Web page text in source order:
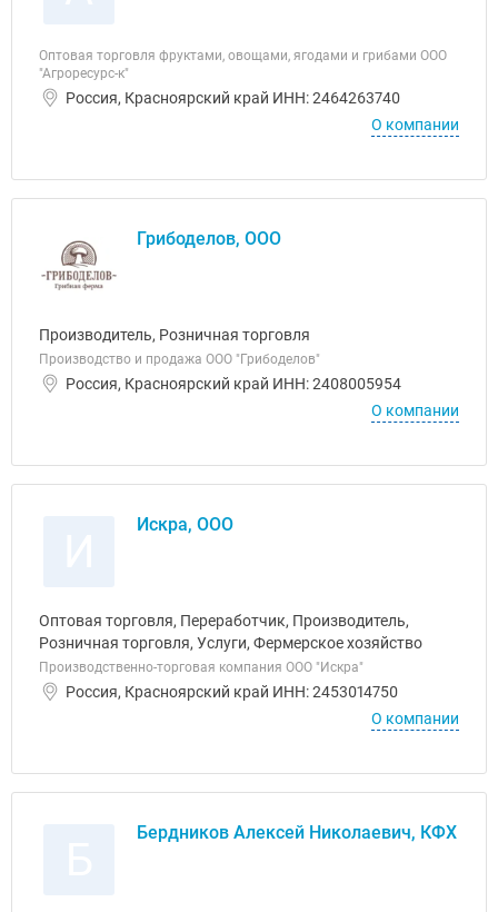
Оптовая торговля фруктами, овощами, ягодами и грибами ООО
"Агроресурс-к"
Россия, Красноярский край ИНН: 2464263740
О компании
Грибоделов, ООО
Производитель, Розничная торговля
Производство и продажа ООО "Грибоделов"
Россия, Красноярский край ИНН: 2408005954
О компании
Искра, ООО
Оптовая торговля, Переработчик, Производитель,
Розничная торговля, Услуги, Фермерское хозяйство
Производственно-торговая компания ООО "Искра"
Россия, Красноярский край ИНН: 2453014750
О компании
Бердников Алексей Николаевич, КФХ